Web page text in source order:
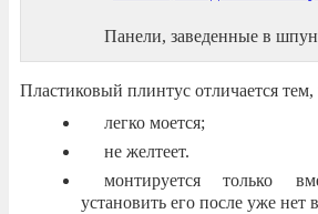
Панели, заведенные в
Пластиковый плинтус отличается тем,
легко моется;
не желтеет.
монтируется только
установить его после уже нет